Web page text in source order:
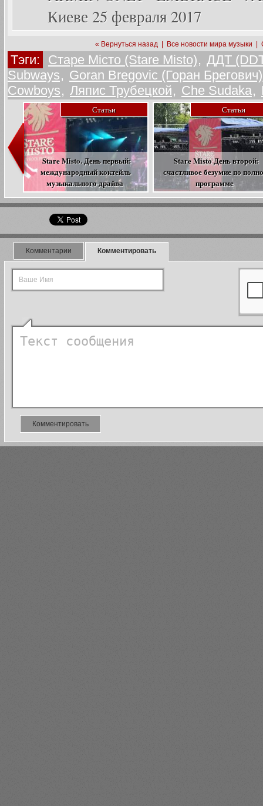
Киеве 25 февраля 2017
« Вернуться назад Все новости мира музыки
Тэги: Старе Місто (Stare Misto), ДДТ
Subways, Goran Bregovic (Горан Брегович)
Cowboys, Ляпис Трубецкой, Che Sudaka,
Статьи
Stare Misto. День первый:
международный коктейль
музыкального драйва
Статьи
Stare Misto День второй:
счастливое безумие по
программе
Комментарии Комментировать
Комментировать